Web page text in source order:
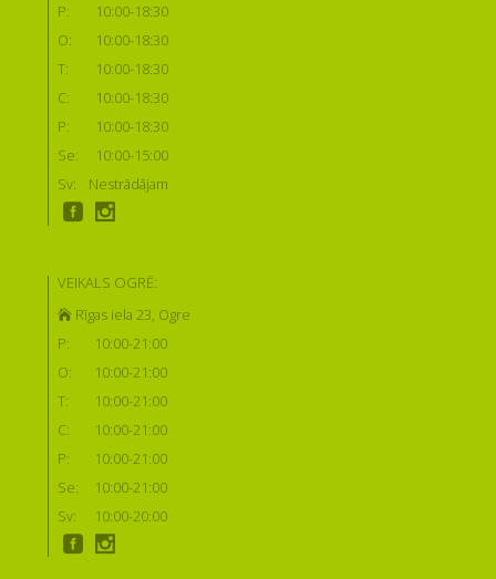
P:
10:00-18:30
O:
10:00-18:30
T:
10:00-18:30
C:
10:00-18:30
P:
10:00-18:30
Se:
10:00-15:00
Sv:
Nestrādājam
VEIKALS OGRĒ:
Rīgas iela 23, Ogre
P:
10:00-21:00
O:
10:00-21:00
T:
10:00-21:00
C:
10:00-21:00
P:
10:00-21:00
Se:
10:00-21:00
Sv:
10:00-20:00